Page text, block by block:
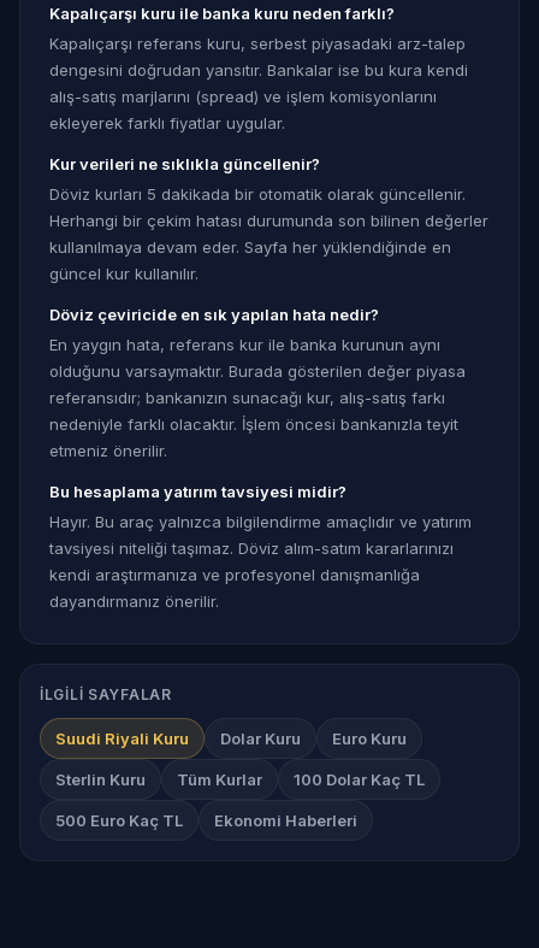
Kapalıçarşı kuru ile banka kuru neden farklı?
Kapalıçarşı referans kuru, serbest piyasadaki arz-talep
dengesini doğrudan yansıtır. Bankalar ise bu kura kendi
alış-satış marjlarını (spread) ve işlem komisyonlarını
ekleyerek farklı fiyatlar uygular.
Kur verileri ne sıklıkla güncellenir?
Döviz kurları 5 dakikada bir otomatik olarak güncellenir.
Herhangi bir çekim hatası durumunda son bilinen değerler
kullanılmaya devam eder. Sayfa her yüklendiğinde en
güncel kur kullanılır.
Döviz çeviricide en sık yapılan hata nedir?
En yaygın hata, referans kur ile banka kurunun aynı
olduğunu varsaymaktır. Burada gösterilen değer piyasa
referansıdır; bankanızın sunacağı kur, alış-satış farkı
nedeniyle farklı olacaktır. İşlem öncesi bankanızla teyit
etmeniz önerilir.
Bu hesaplama yatırım tavsiyesi midir?
Hayır. Bu araç yalnızca bilgilendirme amaçlıdır ve yatırım
tavsiyesi niteliği taşımaz. Döviz alım-satım kararlarınızı
kendi araştırmanıza ve profesyonel danışmanlığa
dayandırmanız önerilir.
İLGILI SAYFALAR
Suudi Riyali Kuru Dolar Kuru Euro Kuru
Sterlin Kuru Tüm Kurlar 100 Dolar Kaç TL
500 Euro Kaç TL Ekonomi Haberleri